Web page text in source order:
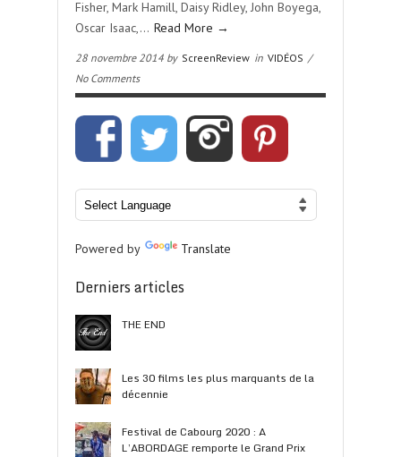
Fisher, Mark Hamill, Daisy Ridley, John Boyega,
Oscar Isaac,… Read More →
28 novembre 2014 by ScreenReview in VIDÉOS /
No Comments
Powered by Translate
Derniers articles
THE END
Les 30 films les plus marquants de la
décennie
Festival de Cabourg 2020 : A
L’ABORDAGE remporte le Grand Prix